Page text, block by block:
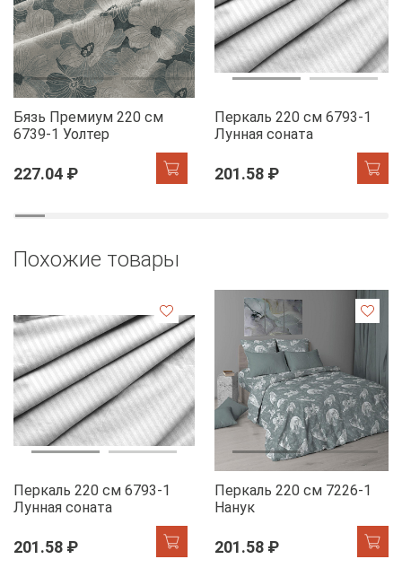
Бязь Премиум 220 см
6739-1 Уолтер
227.04 ₽
Перкаль 220 см 6793-1
Лунная соната
201.58 ₽
Похожие товары
Перкаль 220 см 6793-1
Лунная соната
201.58 ₽
Перкаль 220 см 7226-1
Нанук
201.58 ₽